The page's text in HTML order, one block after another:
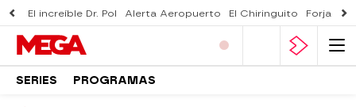
El increíble Dr. Pol Alerta Aeropuerto El Chiringuito Forjado
SERIES PROGRAMAS